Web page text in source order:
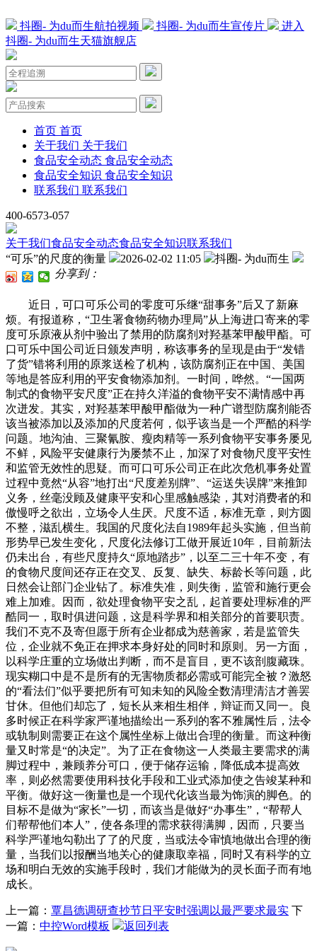
抖圈- 为du而生航拍视频 抖圈- 为du而生宣传片
进入
抖圈- 为du而生天猫旗舰店
首页 首页
关于我们 关于我们
食品安全动态 食品安全动态
食品安全知识 食品安全知识
联系我们 联系我们
400-6573-057
关于我们食品安全动态食品安全知识联系我们
“可乐”的尺度的衡量
2026-02-02 11:05
抖圈- 为du而生
分享到：
近日，可口可乐公司的零度可乐继“甜事务”后又了新麻
烦。有报道称，“卫生署食物药物办理局”从上海进口寄来的零
度可乐原液从剂中验出了禁用的防腐剂对羟基苯甲酸甲酯。可
口可乐中国公司近日颁发声明，称该事务的呈现是由于“发错
了货”错将利用的原浆送检了机构，该防腐剂正在中国、美国
等地是答应利用的平安食物添加剂。一时间，哗然。“一国两
制式的食物平安尺度”正在持久洋溢的食物平安不满情感中再
次迸发。其实，对羟基苯甲酸甲酯做为一种广谱型防腐剂能否
该当被添加以及添加的尺度若何，似乎该当是一个严酷的科学
问题。地沟油、三聚氰胺、瘦肉精等一系列食物平安事务屡见
不鲜，风险平安健康行为屡禁不止，加深了对食物尺度平安性
和监管无效性的思疑。而可口可乐公司正在此次危机事务处置
过程中竟然“从容”地打出“尺度差别牌”、“运送失误牌”来推卸
义务，丝毫没顾及健康平安和心里感触感染，其对消费者的和
傲慢呼之欲出，立场令人生厌。尺度不适，标准无章，则方圆
不整，滋乱横生。我国的尺度化法自1989年起头实施，但当前
形势早已发生变化，尺度化法修订工做开展近10年，目前新法
仍未出台，有些尺度持久“原地踏步”，以至二三十年不变，有
的食物尺度间还存正在交叉、反复、缺失、标龄长等问题，此
日然会让部门企业钻了。标准失准，则失衡，监管和施行更会
难上加难。因而，欲处理食物平安之乱，起首要处理标准的严
酷同一，取时俱进问题，这是科学界和相关部分的首要职责。
我们不克不及寄但愿于所有企业都成为慈善家，若是监管失
位，企业就不免正在押求本身好处的同时和原则。另一方面，
以科学庄重的立场做出判断，而不是盲目，更不该剖腹藏珠。
现实糊口中是不是所有的无害物质都必需或可能完全被？激怒
的“看法们”似乎要把所有可知未知的风险全数清理清洁才善罢
甘休。但他们却忘了，短长从来相生相伴，辩证而又同一。良
多时候正在科学家严谨地描绘出一系列的客不雅属性后，法令
或轨制则需要正在这个属性坐标上做出合理的衡量。而这种衡
量又时常是“的决定”。为了正在食物这一人类最主要需求的满
脚过程中，兼顾养分可口，便于储存运输，降低成本提高效
率，则必然需要使用科技化手段和工业式添加使之告竣某种和
平衡。做好这一衡量也是一个现代化该当最为饰演的脚色。的
目标不是做为“家长”一切，而该当是做好“办事生”，“帮帮人
们帮帮他们本人”，使各条理的需求获得满脚，因而，只要当
科学严谨地勾勒出了了的尺度，当或法令审慎地做出合理的衡
量，当我们以报酬当地关心的健康取幸福，同时又有科学的立
场和明白无效的实施手段时，我们才能做为的灵长面子而有地
成长。
上一篇： 覃昌德调研查抄节日平安时强调以最严要求最实 下
一篇： 中控Word模板 返回列表